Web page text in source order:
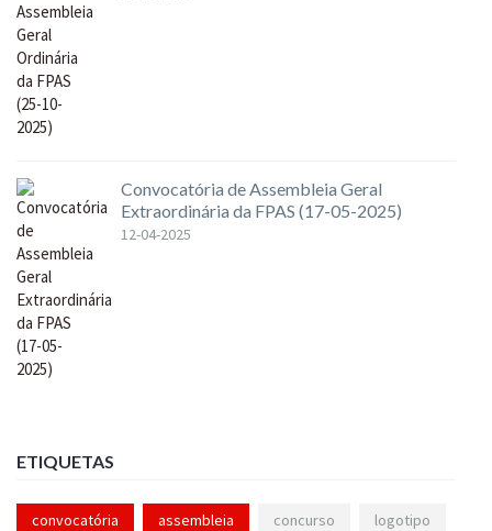
Convocatória de Assembleia Geral
Extraordinária da FPAS (17-05-2025)
12-04-2025
ETIQUETAS
convocatória assembleia concurso logotipo